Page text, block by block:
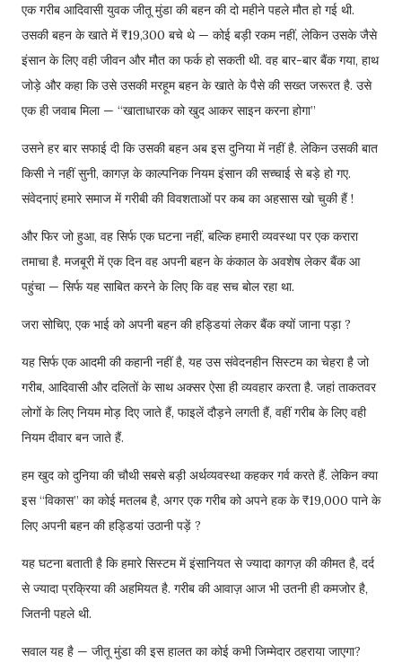
एक गरीब आदिवासी युवक जीतू मुंडा की बहन की दो महीने पहले मौत हो गई थी.
उसकी बहन के खाते में ₹19,300 बचे थे — कोई बड़ी रकम नहीं, लेकिन उसके जैसे
इंसान के लिए वही जीवन और मौत का फर्क हो सकती थी. वह बार-बार बैंक गया, हाथ
जोड़े और कहा कि उसे उसकी मरहूम बहन के खाते के पैसे की सख्त जरूरत है. उसे
एक ही जवाब मिला — “खाताधारक को खुद आकर साइन करना होगा”
उसने हर बार सफाई दी कि उसकी बहन अब इस दुनिया में नहीं है. लेकिन उसकी बात
किसी ने नहीं सुनी, कागज़ के काल्पनिक नियम इंसान की सच्चाई से बड़े हो गए.
संवेदनाएं हमारे समाज में गरीबी की विवशताओं पर कब का अहसास खो चुकी हैं !
और फिर जो हुआ, वह सिर्फ एक घटना नहीं, बल्कि हमारी व्यवस्था पर एक करारा
तमाचा है. मजबूरी में एक दिन वह अपनी बहन के कंकाल के अवशेष लेकर बैंक आ
पहुंचा — सिर्फ यह साबित करने के लिए कि वह सच बोल रहा था.
जरा सोचिए, एक भाई को अपनी बहन की हड्डियां लेकर बैंक क्यों जाना पड़ा ?
यह सिर्फ एक आदमी की कहानी नहीं है, यह उस संवेदनहीन सिस्टम का चेहरा है जो
गरीब, आदिवासी और दलितों के साथ अक्सर ऐसा ही व्यवहार करता है. जहां ताकतवर
लोगों के लिए नियम मोड़ दिए जाते हैं, फाइलें दौड़ने लगती हैं, वहीं गरीब के लिए वही
नियम दीवार बन जाते हैं.
हम खुद को दुनिया की चौथी सबसे बड़ी अर्थव्यवस्था कहकर गर्व करते हैं. लेकिन क्या
इस “विकास” का कोई मतलब है, अगर एक गरीब को अपने हक के ₹19,000 पाने के
लिए अपनी बहन की हड्डियां उठानी पड़ें ?
यह घटना बताती है कि हमारे सिस्टम में इंसानियत से ज्यादा कागज़ की कीमत है, दर्द
से ज्यादा प्रक्रिया की अहमियत है. गरीब की आवाज़ आज भी उतनी ही कमजोर है,
जितनी पहले थी.
सवाल यह है — जीतू मुंडा की इस हालत का कोई कभी जिम्मेदार ठहराया जाएगा?